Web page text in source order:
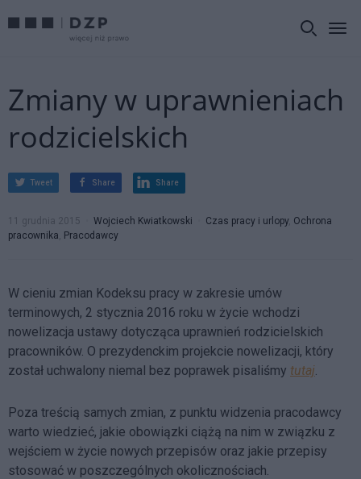
Zmiany w uprawnieniach
rodzicielskich
Tweet Share Share
11 grudnia 2015 Wojciech Kwiatkowski Czas pracy i urlopy, Ochrona
pracownika, Pracodawcy
W cieniu zmian Kodeksu pracy w zakresie umów
terminowych, 2 stycznia 2016 roku w życie wchodzi
nowelizacja ustawy dotycząca uprawnień rodzicielskich
pracowników. O prezydenckim projekcie nowelizacji, który
został uchwalony niemal bez poprawek pisaliśmy tutaj.
Poza treścią samych zmian, z punktu widzenia pracodawcy
warto wiedzieć, jakie obowiązki ciążą na nim w związku z
wejściem w życie nowych przepisów oraz jakie przepisy
stosować w poszczególnych okolicznościach.